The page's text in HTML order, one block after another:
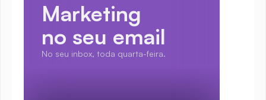
Marketing
no seu email
No seu inbox, toda quarta-feira.